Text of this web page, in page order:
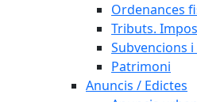
Ordenances
Tributs.
Subvencions
Patrimoni
Anuncis / Edictes